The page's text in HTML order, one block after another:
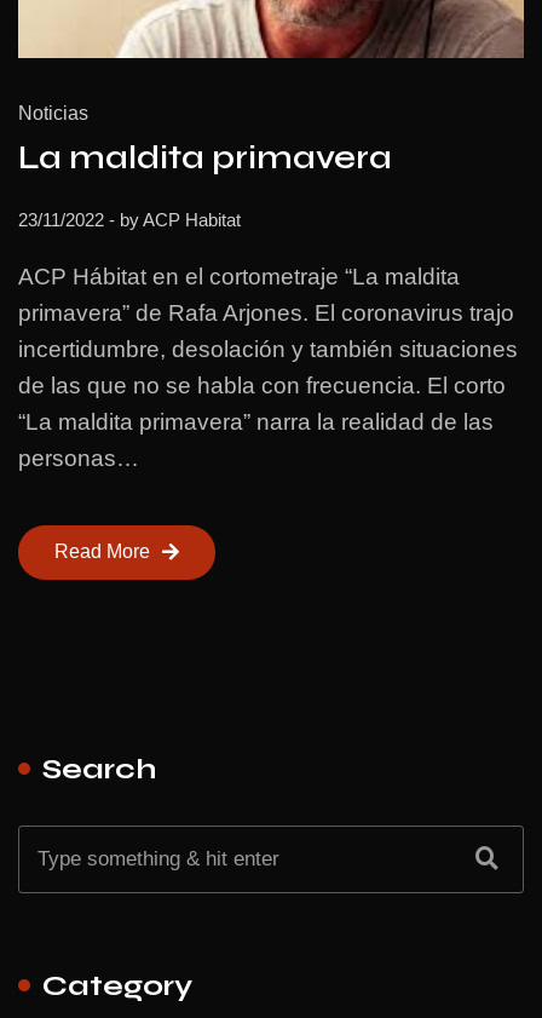
Noticias
La maldita primavera
23/11/2022 - byACP Habitat
ACP Hábitat en el cortometraje “La maldita
primavera” de Rafa Arjones. El coronavirus trajo
incertidumbre, desolación y también situaciones
de las que no se habla con frecuencia. El corto
“La maldita primavera” narra la realidad de las
personas…
Read More
Search
Category